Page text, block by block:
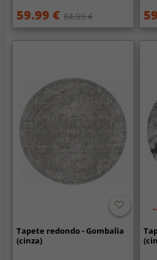
59.99 € 84.99 €
Tapete redondo - Gombalia
(cinza)
-